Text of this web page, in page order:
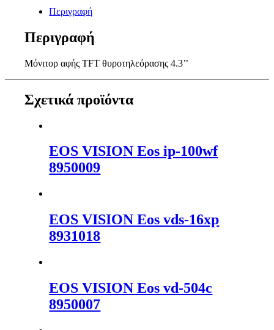
Περιγραφή
Περιγραφή
Μόνιτορ αφής ΤFT θυροτηλεόρασης 4.3’’
Σχετικά προϊόντα
EOS VISION Eos ip-100wf
8950009
EOS VISION Eos vds-16xp
8931018
EOS VISION Eos vd-504c
8950007